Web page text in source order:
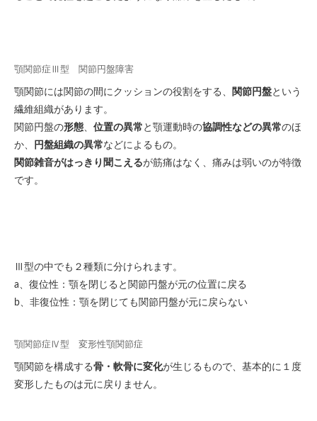
顎関節症Ⅲ型 関節円盤障害
顎関節には関節の間にクッションの役割をする、 関節円盤という
繊維組織があります。
関節円盤の形態 位置の異常 と顎運動時の協調性などの異常のほ
か、
円盤組織の異常などによるもの。
関節雑音がはっきり聞こえるが筋痛はなく、痛みは弱いのが特徴
です。
Ⅲ型の中でも２種類に分けられます。
a、復位性：顎を閉じると関節円盤が元の位置に戻る
b、非復位性：顎を閉じても関節円盤が元に戻らない
顎関節症Ⅳ型 変形性顎関節症
顎関節を構成する骨・軟骨に変化が生じるもので、基本的に１度
変形したものは元に戻りません。